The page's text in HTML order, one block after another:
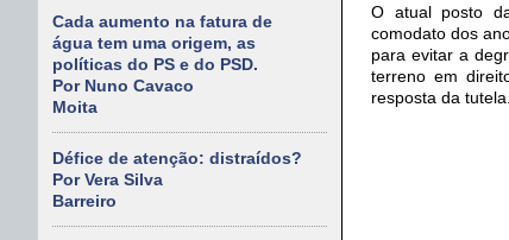
Cada aumento na fatura de
água tem uma origem, as
políticas do PS e do PSD.
Por Nuno Cavaco
Moita
Défice de atenção: distraídos?
Por Vera Silva
Barreiro
O atual posto
comodato dos
para evitar a
terreno em
resposta da tutela.